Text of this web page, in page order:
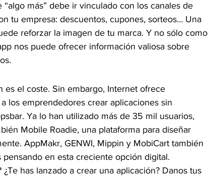
más” debe ir vinculado con los canales de
tu empresa: descuentos, cupones, sorteos… Una
reforzar la imagen de tu marca. Y no sólo como
nos puede ofrecer información valiosa sobre
es el coste. Sin embargo, Internet ofrece
los emprendedores crear aplicaciones sin
Ya lo han utilizado más de 35 mil usuarios,
Mobile Roadie, una plataforma para diseñar
AppMakr, GENWI, Mippin y MobiCart también
en esta creciente opción digital.
has lanzado a crear una aplicación? Danos tus